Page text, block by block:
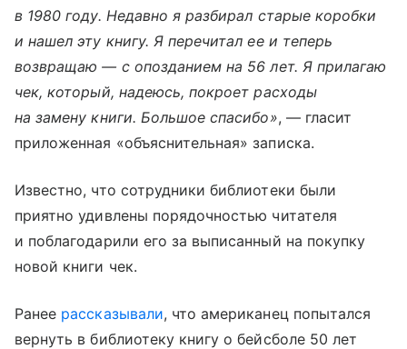
в 1980 году. Недавно я разбирал старые коробки
и нашел эту книгу. Я перечитал ее и теперь
возвращаю — с опозданием на 56 лет. Я прилагаю
чек, который, надеюсь, покроет расходы
на замену книги. Большое спасибо», — гласит
приложенная «объяснительная» записка.
Известно, что сотрудники библиотеки были
приятно удивлены порядочностью читателя
и поблагодарили его за выписанный на покупку
новой книги чек.
Ранее рассказывали, что американец попытался
вернуть в библиотеку книгу о бейсболе 50 лет